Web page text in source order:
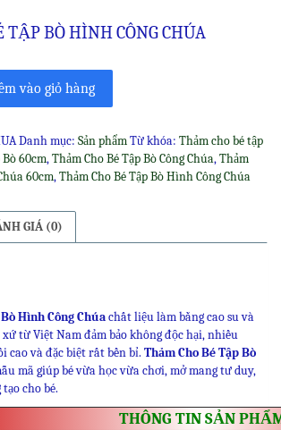
TẬP BÒ HÌNH CÔNG CHÚA
₫.
vào giỏ hàng
Danh mục: Sản phẩmTừ khóa: Thảm cho bé tập
Bò 60cm,Thảm Cho Bé Tập Bò Công Chúa,Thảm
60cm,Thảm Cho Bé Tập Bò Hình Công Chúa
GIÁ (0)
Hình Công Chúachất liệu làm bằng cao su và
từ Việt Nam đảm bảo không độc hại, nhiều
cao và đặc biệt rất bền bỉ. Thảm Cho Bé Tập Bò
mã giúp bé vừa học vừa chơi, mở mang tư duy,
cho bé.
THÔNG TIN SẢN